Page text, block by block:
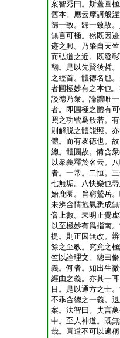
案智秀曰。斯蓋圓
舊本。應云摩訶般
歸一致。歸一致故
無言可極。然既因
迹之興。乃肇自天
而弘道之近。既發
翻。是以先賢後哲
之經首。體徳名也
者圓極妙有之本也
談徳乃衆。論體唯
者。即圓極之體有
照之功號爲般若。
則解脱之體能照。
體。而有衆徳也。
總。體圓故。備含
以衆義釋於名云。
者。一常。二恒。
七無垢。八快樂也
始鹿園。旨窮鷲岳
未辨含情抱氣悉成
倍上數。未明正覺
以至極妙有爲指南
提。則正因無改。
餘之至教。究竟之
竺以詮理文。總曰
義。何者。如出生
經由之義。亦其一
目。是以通方之士
不乖含總之一義。
案。法智曰。夫言
中。至人神道。既
哉。圓道不可以遍